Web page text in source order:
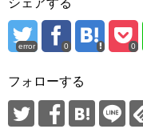
error 0 0
フォローする